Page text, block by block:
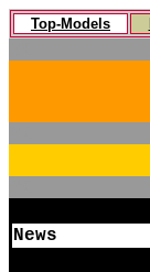
Top-Models
News